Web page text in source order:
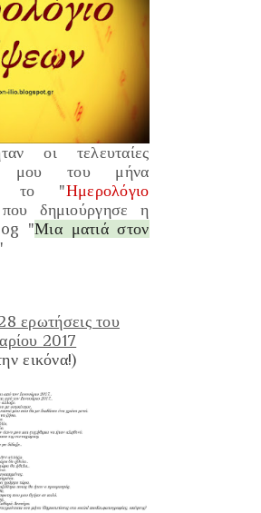
οι τελευταίες
μου του μήνα
το "Ημερολόγιο
δημιούργησε η
"Μια ματιά στον
ερωτήσεις του
2017
εικόνα!)